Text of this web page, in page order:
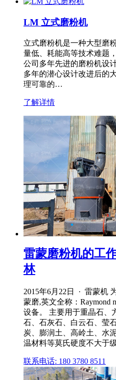
LM 立式磨粉机
立式磨粉机是一种大型磨
量低、耗能高等技术难题
公司多年先进的磨粉机设
多年的潜心设计改进后的
理可靠的…
了解详情
雷蒙磨粉机的工
林
2015年6月22日 · 雷蒙机
蒙磨,英文全称：Raymond
设备。 主要用于重晶石、
石、石灰石、白云石、莹
炭、膨润土、高岭土、水
温材料等莫氏硬度不大于
联系电话: 180 3780 8511